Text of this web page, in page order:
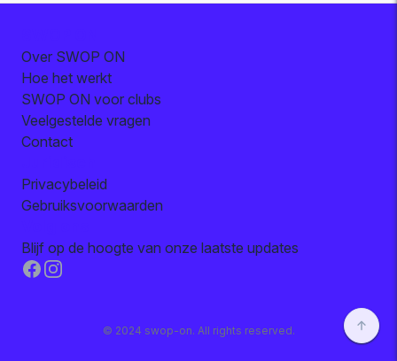
Over SWOP ON
Hoe het werkt
SWOP ON voor clubs
Veelgestelde vragen
Contact
Privacybeleid
Gebruiksvoorwaarden
Blijf op de hoogte van onze laatste updates
Facebook
Instagram
© 2024 swop-on. All rights reserved.